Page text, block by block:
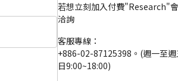
若想立刻加入付費"Research"
洽詢
客服專線：
+886-02-87125398。(週一至
日9:00~18:00)